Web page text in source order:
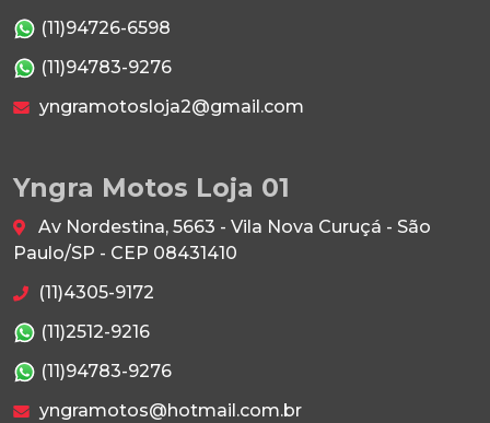
(11)94726-6598
(11)94783-9276
yngramotosloja2@gmail.com
Yngra Motos Loja 01
Av Nordestina, 5663 - Vila Nova Curuçá - São
Paulo/SP - CEP 08431410
(11)4305-9172
(11)2512-9216
(11)94783-9276
yngramotos@hotmail.com.br